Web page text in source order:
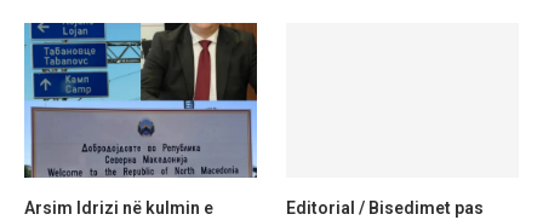
Arsim Idrizi në kulmin e
Editorial / Bisedimet pas